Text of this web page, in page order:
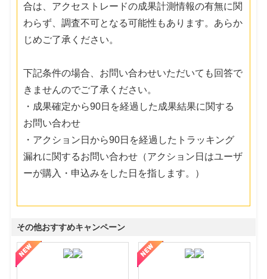
合は、アクセストレードの成果計測情報の有無に関
わらず、調査不可となる可能性もあります。あらか
じめご了承ください。
下記条件の場合、お問い合わせいただいても回答で
きませんのでご了承ください。
・成果確定から90日を経過した成果結果に関する
お問い合わせ
・アクション日から90日を経過したトラッキング
漏れに関するお問い合わせ（アクション日はユーザ
ーが購入・申込みをした日を指します。）
その他おすすめキャンペーン